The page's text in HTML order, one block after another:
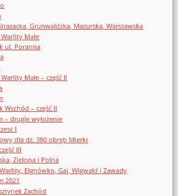
Grunwaldzka, Mazurska, Warszawska
Małe
ul. Poranna
Małe – część II
Wschód – część II
– drugie wyłożenie
I
dla dz. 380 obręb Mierki
III
Zielona i Polna
Elgnówko, Gaj, Wigwałd i Zawady
2021
Zachód